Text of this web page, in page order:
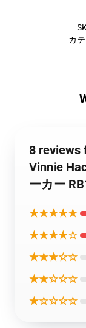
カ
8 reviews
Vinnie
ーカー
★★★★★
★★★★☆
★★★☆☆
★★☆☆☆
★☆☆☆☆